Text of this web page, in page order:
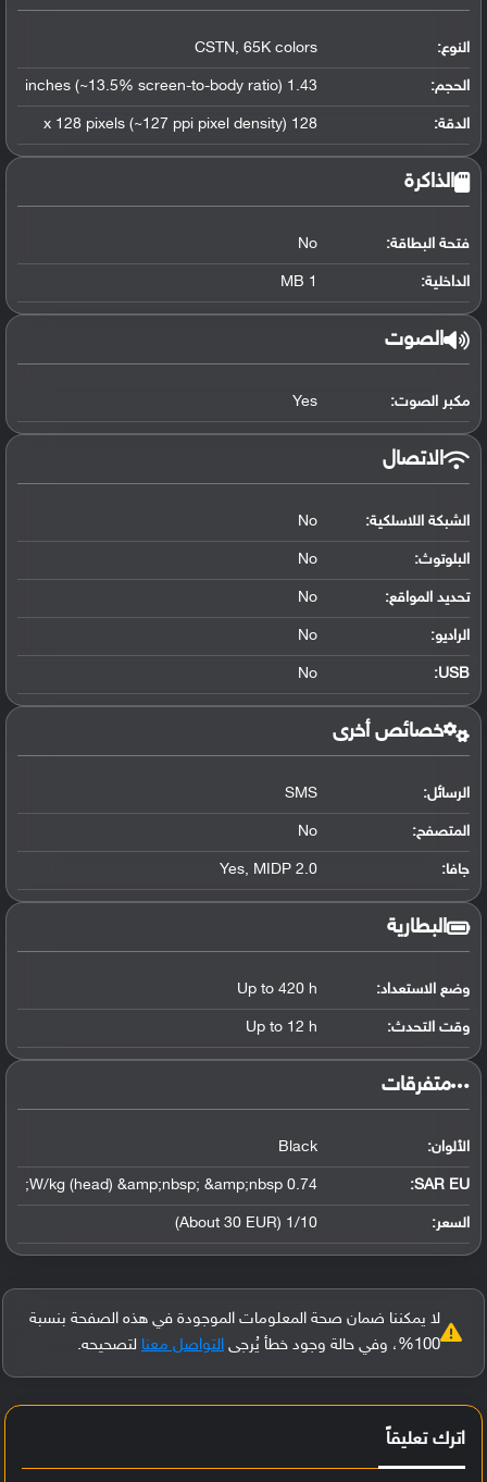
النوع: CSTN, 65K colors
الحجم: 1.43 inches (~13.5% screen-to-body ratio)
الدقة: 128 x 128 pixels (~127 ppi pixel density)
الذاكرة
فتحة البطاقة: No
الداخلية: 1 MB
الصوت
مكبر الصوت: Yes
الاتصال
الشبكة اللاسلكية: No
البلوتوث:
No
تحديد المواقع:
No
الراديو: No
USB
:
No
خصائص أخرى
الرسائل: SMS
المتصفح: No
جافا: Yes, MIDP 2.0
البطارية
وضع الاستعداد: Up to 420 h
وقت التحدث: Up to 12 h
‏متفرقات‏
الألوان: Black
SAR EU:
0.74 W/kg (head) &amp;nbsp; &amp;nbsp;
السعر: 1/10 (About 30 EUR)
لا يمكننا ضمان صحة المعلومات الموجودة في هذه الصفحة بنسبة
100%، وفي حالة وجود خطأ يُرجى
التواصل معنا لتصحيحه.
اترك تعليقاً